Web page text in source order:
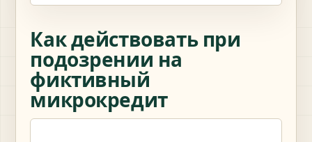
Как действовать при
подозрении на
фиктивный
микрокредит